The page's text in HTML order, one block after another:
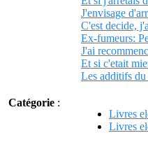
J'envisage
C'est decide,
Ex-fumeurs:
J'ai
Et si c'etait
Les additifs du
Catégorie :
Livres
Livres